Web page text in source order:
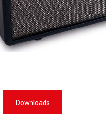
Downloads